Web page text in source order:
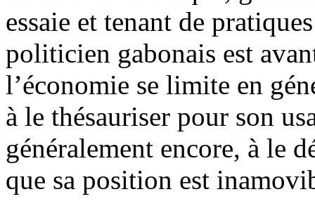
essaie et tenant de
politicien gabonais est
l’économie se limite en
à le thésauriser pour son
généralement encore, à le
que sa position est